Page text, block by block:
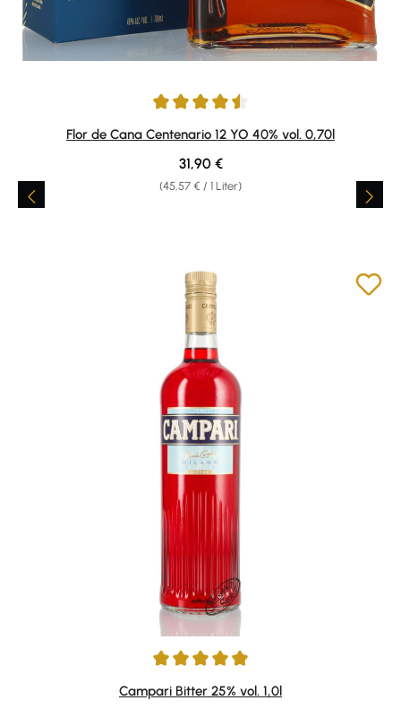
Durchschnittliche Bewertung von 4.57 von 5 Sternen
Flor de Cana Centenario 12 YO 40% vol. 0,70l
(45,57 € / 1 Liter)
Regulärer Preis:
31,90 €
Durchschnittliche Bewertung von 4.92 von 5 Sternen
Campari Bitter 25% vol. 1,0l